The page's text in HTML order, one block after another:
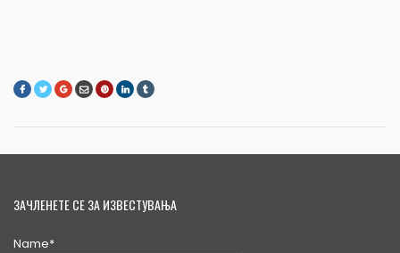
ЗАЧЛЕНЕТЕ СЕ ЗА ИЗВЕСТУВАЊА
Name*